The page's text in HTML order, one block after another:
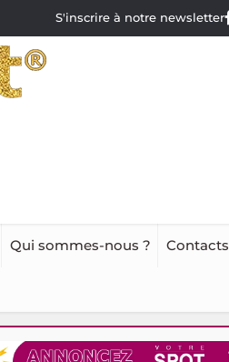
S'inscrire à notre newsletter
Qui sommes-nous ? Contacts